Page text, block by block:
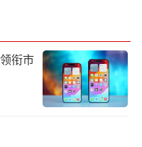
选。
CN070）
衔市